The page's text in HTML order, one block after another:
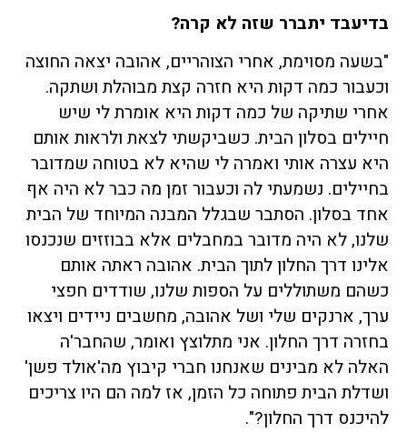
בדיעבד יתברר שזה לא קרה?
"בשעה מסוימת, אחרי הצוהריים, אהובה יצאה החוצה
וכעבור כמה דקות היא חזרה קצת מבוהלת ושתקה.
אחרי שתיקה של כמה דקות היא אומרת לי שיש
חיילים בסלון הבית. כשביקשתי לצאת ולראות אותם
היא עצרה אותי ואמרה לי שהיא לא בטוחה שמדובר
בחיילים. נשמעתי לה וכעבור זמן מה כבר לא היה אף
אחד בסלון. הסתבר שבגלל המבנה המיוחד של הבית
שלנו, לא היה מדובר במחבלים אלא בבוזזים שנכנסו
אלינו דרך החלון לתוך הבית. אהובה ראתה אותם
כשהם משתוללים על הספות שלנו, שודדים חפצי
ערך, ארנקים שלי ושל אהובה, מחשבים ניידים ויצאו
בחזרה דרך החלון. אני מתלוצץ ואומר, שהחבר'ה
האלה לא מבינים שאנחנו חברי קיבוץ מה'אולד פשן'
ושדלת הבית פתוחה כל הזמן, אז למה הם היו צריכים
להיכנס דרך החלון?".